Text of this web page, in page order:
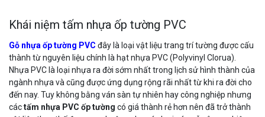
Khái niệm tấm nhựa ốp tường PVC
Gỗ nhựa ốp tường PVC đây là loại vật liệu trang trí tường được cấu
thành từ nguyên liệu chính là hạt nhựa PVC (Polyvinyl Clorua).
Nhựa PVC là loại nhựa ra đời sớm nhất trong lịch sử hình thành của
ngành nhựa và cũng được ứng dụng rộng rãi nhất từ khi ra đời cho
đến nay. Tuy không bằng ván sàn tự nhiên hay công nghiệp nhưng
cáctấm nhựa PVC ốp tường có giá thành rẻ hơn nên đã trở thành